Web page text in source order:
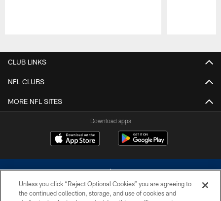
CLUB LINKS
NFL CLUBS
MORE NFL SITES
Download apps
Unless you click “Reject Optional Cookies” you are agreeing to
the continued collection, storage, and use of cookies and